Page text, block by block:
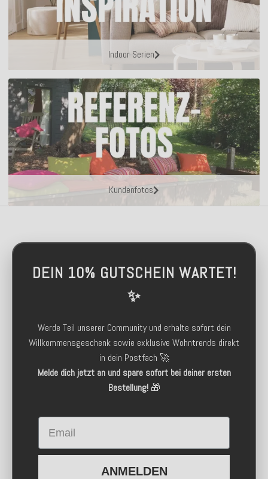
Indoor Serien
Kundenfotos
DEIN 10% GUTSCHEIN WARTET!
✨
Werde Teil unserer Community und erhalte sofort dein
Willkommensgeschenk sowie exklusive Wohntrends direkt
in dein Postfach 🚀
Melde dich jetzt an und spare sofort bei deiner ersten
Bestellung!🎁
Email
ANMELDEN